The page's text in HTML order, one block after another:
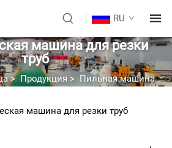
RU
машина для резки
труб
>Продукция > Пильная машина с круговой подачей
машина для резки труб